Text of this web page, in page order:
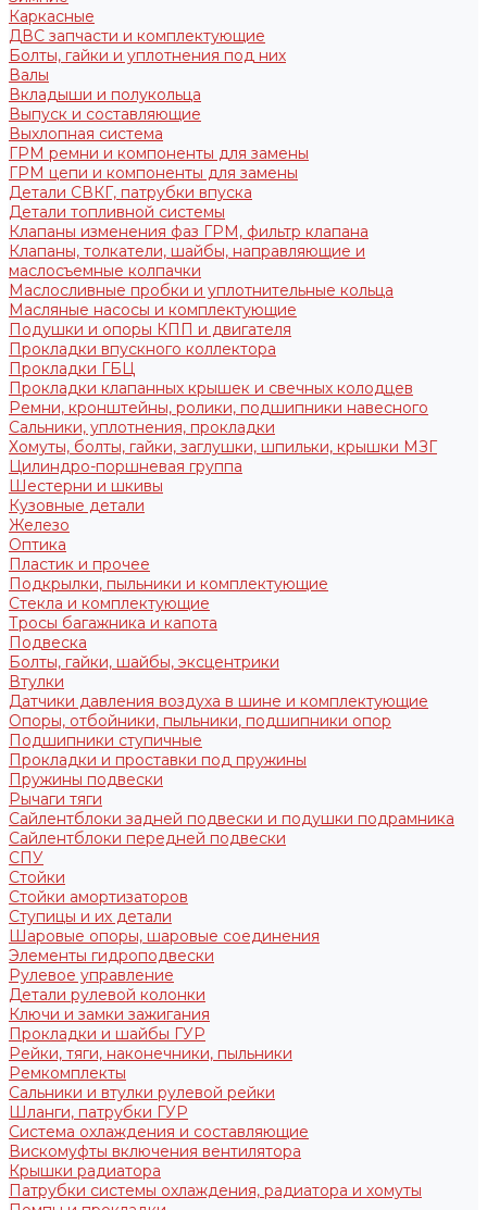
Каркасные
ДВС запчасти и комплектующие
Болты, гайки и уплотнения под них
Валы
Вкладыши и полукольца
Выпуск и составляющие
Выхлопная система
ГРМ ремни и компоненты для замены
ГРМ цепи и компоненты для замены
Детали СВКГ, патрубки впуска
Детали топливной системы
Клапаны изменения фаз ГРМ, фильтр клапана
Клапаны, толкатели, шайбы, направляющие и
маслосъемные колпачки
Маслосливные пробки и уплотнительные кольца
Масляные насосы и комплектующие
Подушки и опоры КПП и двигателя
Прокладки впускного коллектора
Прокладки ГБЦ
Прокладки клапанных крышек и свечных колодцев
Ремни, кронштейны, ролики, подшипники навесного
Сальники, уплотнения, прокладки
Хомуты, болты, гайки, заглушки, шпильки, крышки МЗГ
Цилиндро-поршневая группа
Шестерни и шкивы
Кузовные детали
Железо
Оптика
Пластик и прочее
Подкрылки, пыльники и комплектующие
Стекла и комплектующие
Тросы багажника и капота
Подвеска
Болты, гайки, шайбы, эксцентрики
Втулки
Датчики давления воздуха в шине и комплектующие
Опоры, отбойники, пыльники, подшипники опор
Подшипники ступичные
Прокладки и проставки под пружины
Пружины подвески
Рычаги тяги
Сайлентблоки задней подвески и подушки подрамника
Сайлентблоки передней подвески
СПУ
Стойки
Стойки амортизаторов
Ступицы и их детали
Шаровые опоры, шаровые соединения
Элементы гидроподвески
Рулевое управление
Детали рулевой колонки
Ключи и замки зажигания
Прокладки и шайбы ГУР
Рейки, тяги, наконечники, пыльники
Ремкомплекты
Сальники и втулки рулевой рейки
Шланги, патрубки ГУР
Система охлаждения и составляющие
Вискомуфты включения вентилятора
Крышки радиатора
Патрубки системы охлаждения, радиатора и хомуты